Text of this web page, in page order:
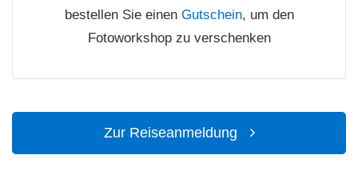
bestellen Sie einen Gutschein, um den
Fotoworkshop zu verschenken
Zur Reiseanmeldung